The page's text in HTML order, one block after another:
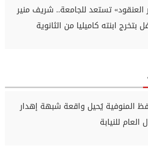
العنقود» تستعد للجامعة.. شريف منير
بتخرج ابنته كاميليا من الثانوية
المنوفية يُحيل واقعة شبهة إهدار
العام للنيابة